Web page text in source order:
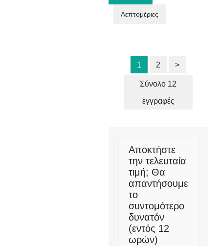
Λεπτομέριες
1 2 >
Σύνολο 12
εγγραφές
Αποκτήστε
την τελευταία
τιμή; Θα
απαντήσουμε
το
συντομότερο
δυνατόν
(εντός 12
ωρών)